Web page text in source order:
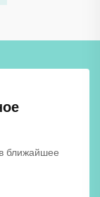
ближайшее